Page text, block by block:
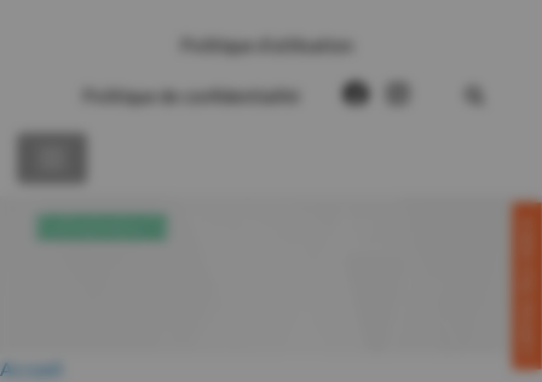
Politique d’utilisation
Politique de confidentialité
Accueil